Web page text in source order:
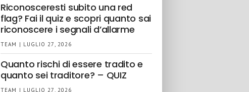
Riconosceresti subito una red
flag? Fai il quiz e scopri quanto sai
riconoscere i segnali d’allarme
TEAM | LUGLIO 27, 2026
Quanto rischi di essere tradito e
quanto sei traditore? – QUIZ
TEAM | LUGLIO 27, 2026